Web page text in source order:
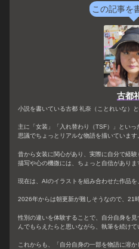
この記事を
古都
小説を書いている古都 礼奈（ことれいな）と
主に「女装」「入れ替わり（TSF）」とい
思議でちょっとリアルな物語を描いています
昔から女装に関心があり、実際に自分で経
描写や心の機微には、ちょっと自信がありま
現在は、AIのイラストを組み合わせた作品を
2026年からは朝更新が難しそうなので、21
性別の違いを体験することで、自分自身を見
んでもらえたらと思いながら、執筆を続けて
これからも、「自分自身の一部を物語に溶